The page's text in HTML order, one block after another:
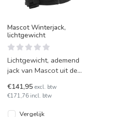
Mascot Winterjack,
lichtgewicht
Lichtgewicht, ademend
jack van Mascot uit de
milieuvriendelijk
CLIMASCOT materi
€141,95 excl. btw
€171,76 incl. btw
Vergelijk